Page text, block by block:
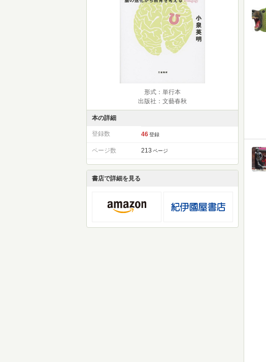
形式：単行本
出版社：文藝春秋
本の詳細
登録数 46 登録
ページ数 213 ページ
書店で詳細を見る